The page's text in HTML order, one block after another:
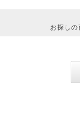
お探しの